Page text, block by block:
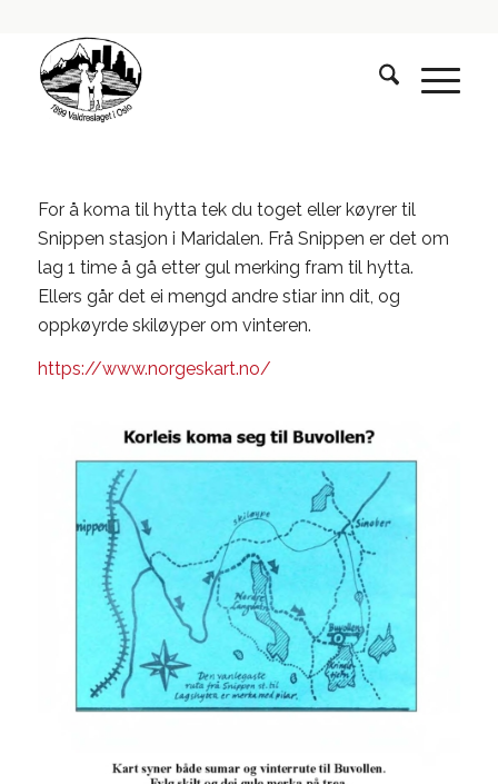
For å koma til hytta tek du toget eller køyrer til
Snippen stasjon i Maridalen. Frå Snippen er det om
lag 1 time å gå etter gul merking fram til hytta.
Ellers går det ei mengd andre stiar inn dit, og
oppkøyrde skiløyper om vinteren.
https://www.norgeskart.no/